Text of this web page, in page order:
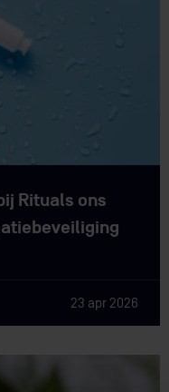
Rituals ons
23 apr 2026